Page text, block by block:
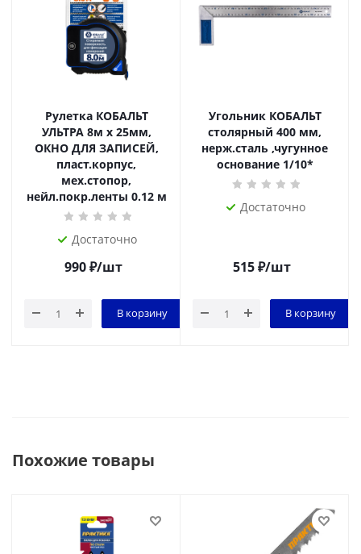
Рулетка КОБАЛЬТ
УЛЬТРА 8м х 25мм,
ОКНО ДЛЯ ЗАПИСЕЙ,
пласт.корпус,
мех.стопор,
нейл.покр.ленты 0.12 м
Достаточно
990₽/шт
В корзину
Угольник КОБАЛЬТ
столярный 400 мм,
нерж.сталь ,чугунное
основание 1/10*
Достаточно
515₽/шт
В корзину
Похожие товары